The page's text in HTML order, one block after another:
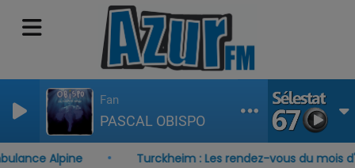
Fan
PASCAL OBISPO
Alpine Turckheim : Les rendez-vous du mois